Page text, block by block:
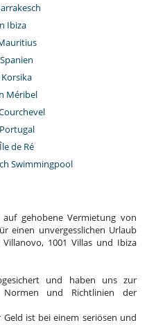
Ibiza
Méribel
de Ré
Swimmingpool
gehobene Vermietung von
einen unvergesslichen Urlaub
1001 Villas und Ibiza
und haben uns zur
Normen und Richtlinien der
ist bei einem seriösen und